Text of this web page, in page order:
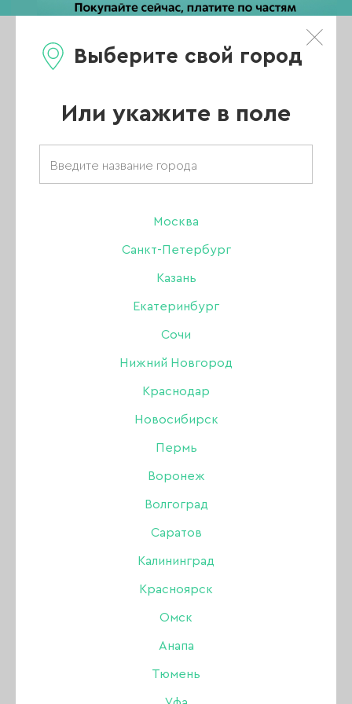
Выберите свой город
Или укажите в поле
Москва
Санкт-Петербург
Казань
Екатеринбург
Сочи
Нижний Новгород
Краснодар
Новосибирск
Пермь
Воронеж
Волгоград
Саратов
Калининград
Красноярск
Омск
Анапа
Тюмень
Каталог
Главная/
Новости
Новинки в ассортименте nailbrand.com
Новинки в
ассортименте
nailbrand.com
19 ЯНВАРЯ 2016